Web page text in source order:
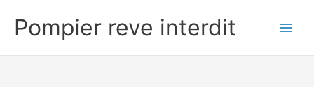
contenu
Pompier reve interdit